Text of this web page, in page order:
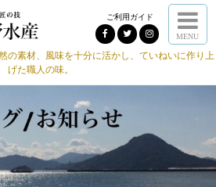
ご利用ガイド
MENU
の素材、風味を十分に活かし、ていねいに作り上
げた職人の味。